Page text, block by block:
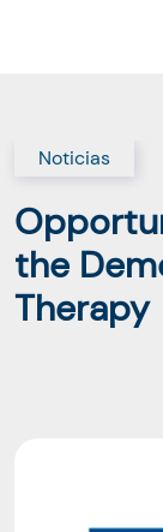
Noticias
the
Therapy ​